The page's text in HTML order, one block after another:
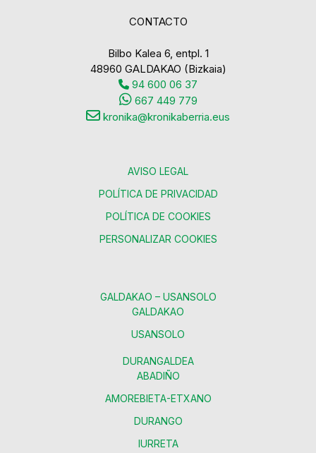
CONTACTO
Bilbo Kalea 6, entpl. 1
48960 GALDAKAO (Bizkaia)
94 600 06 37
667 449 779
kronika@kronikaberria.eus
AVISO LEGAL
POLÍTICA DE PRIVACIDAD
POLÍTICA DE COOKIES
PERSONALIZAR COOKIES
GALDAKAO – USANSOLO
GALDAKAO
USANSOLO
DURANGALDEA
ABADIÑO
AMOREBIETA-ETXANO
DURANGO
IURRETA